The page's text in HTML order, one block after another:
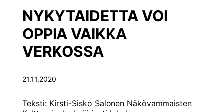
NYKYTAIDETTA VOI
OPPIA VAIKKA
VERKOSSA
21.11.2020
Teksti: Kirsti-Sisko Salonen Näkövammaisten